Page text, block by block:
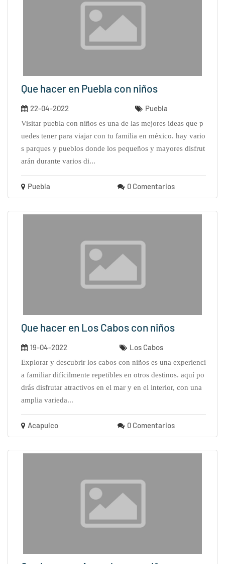
Que hacer en Puebla con niños
22-04-2022 Puebla
visitar puebla con niños es una de las mejores ideas que p
uedes tener para viajar con tu familia en méxico. hay vario
s parques y pueblos donde los pequeños y mayores disfrut
arán durante varios di...
Puebla 0 Comentarios
Que hacer en Los Cabos con niños
19-04-2022 Los Cabos
explorar y descubrir los cabos con niños es una experienci
a familiar difícilmente repetibles en otros destinos. aquí po
drás disfrutar atractivos en el mar y en el interior, con una
amplia varieda...
Acapulco 0 Comentarios